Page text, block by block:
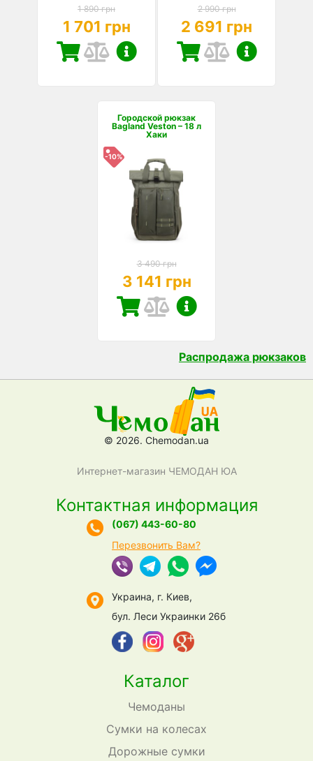
1 890 грн
1 701 грн
2 990 грн
2 691 грн
Городской рюкзак
Bagland Veston – 18 л
Хаки
-10%
3 490 грн
3 141 грн
Распродажа рюкзаков
© 2026. Chemodan.ua
Интернет-магазин ЧЕМОДАН ЮА
Каталог
Чемоданы
Сумки на колесах
Дорожные сумки
Контактная информация
(067) 443-60-80
Перезвонить Вам?
Украина, г. Киев,
бул. Леси Украинки 26б